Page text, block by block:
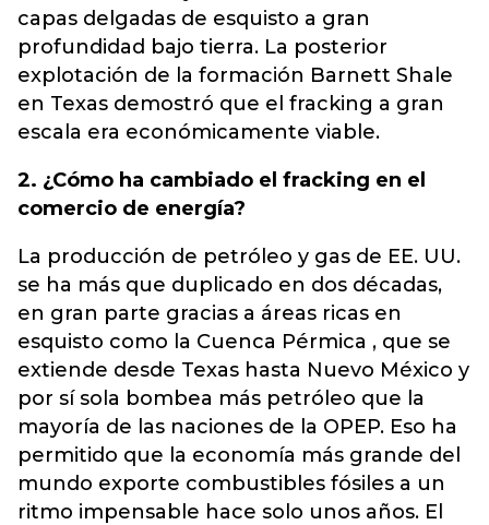
capas delgadas de esquisto a gran
profundidad bajo tierra. La posterior
explotación de la formación Barnett Shale
en Texas demostró que el fracking a gran
escala era económicamente viable.
2. ¿Cómo ha cambiado el fracking en el
comercio de energía?
La producción de petróleo y gas de EE. UU.
se ha más que duplicado en dos décadas,
en gran parte gracias a áreas ricas en
esquisto como la Cuenca Pérmica , que se
extiende desde Texas hasta Nuevo México y
por sí sola bombea más petróleo que la
mayoría de las naciones de la OPEP. Eso ha
permitido que la economía más grande del
mundo exporte combustibles fósiles a un
ritmo impensable hace solo unos años. El